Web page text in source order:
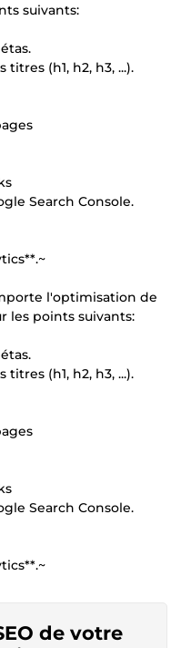
suivants:
(h1, h2, h3, ...).
Search Console.
l'optimisation de
les points suivants:
(h1, h2, h3, ...).
Search Console.
de votre